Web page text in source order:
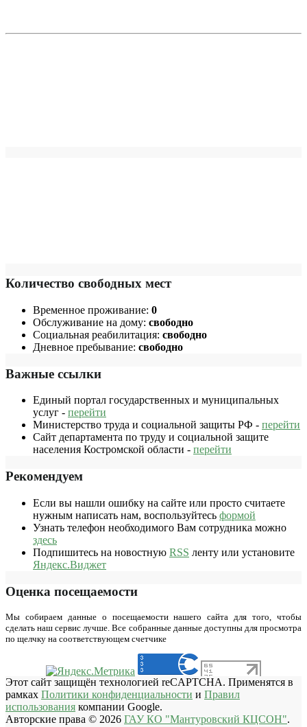
Количество свободных мест
Временное проживание: 0
Обслуживание на дому: свободно
Социальная реабилитация: свободно
Дневное пребывание: свободно
Важные ссылки
Единый портал государственных и муниципальных
услуг - перейти
Министерство труда и социальной защиты РФ - перейти
Сайт департамента по труду и социальной защите
населения Костромской области - перейти
Рекомендуем
Если вы нашли ошибку на сайте или просто считаете
нужным написать нам, воспользуйтесь формой
Узнать телефон необходимого Вам сотрудника можно
здесь
Подпишитесь на новостную RSS ленту или установите
Яндекс.Виджет
Оценка посещаемости
Мы собираем данные о посещаемости нашего сайта для того, чтобы
сделать наш сервис лучше. Все собранные данные доступны для просмотра
по щелчку на соответствующем счетчике
Этот сайт защищён технологией reCAPTCHA. Применятся в
рамках Политики конфиденциальности и Правил
использования компании Google.
Авторские права © 2026 ГАУ КО "Мантуровский КЦСОН".